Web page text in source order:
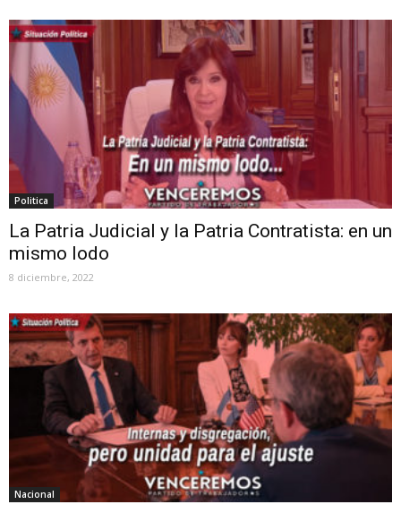
Politica
La Patria Judicial y la Patria Contratista: en un
mismo lodo
8 diciembre, 2022
Nacional